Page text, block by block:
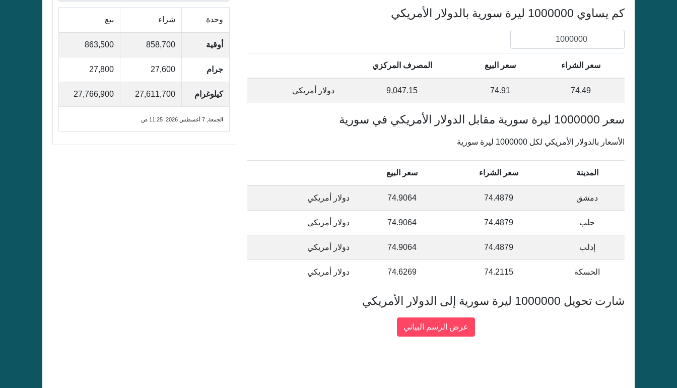
كم يساوي 1000000 ليرة سورية بالدولار الأمريكي
سعر الشراء سعر البيع المصرف المركزي
74.49
74.91
9,047.15 دولار أمريكي
سعر 1000000 ليرة سورية مقابل الدولار الأمريكي في سورية
الأسعار بالدولار الأمريكي لكل 1000000 ليرة سورية
المدينة سعر الشراء سعر البيع
دمشق 74.4879
74.9064 دولار أمريكي
حلب 74.4879
74.9064 دولار أمريكي
إدلب 74.4879
74.9064 دولار أمريكي
الحسكة 74.2115
74.6269 دولار أمريكي
شارت تحويل 1000000 ليرة سورية إلى الدولار الأمريكي
وحدة شراء بيع
أوقية 858,700
863,500
جرام 27,600
27,800
كيلوغرام 27,611,700
27,766,900
الجمعة, 7 أغسطس 2026, 11:25 ص